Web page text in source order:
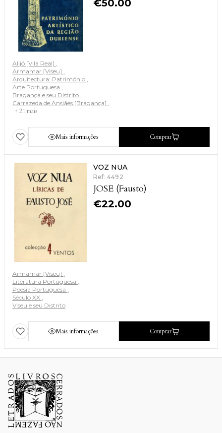
€50.00
Alijó [Vila Real]
Armamar [Viseu]
Arquitectura: Património
Arte Portuguesa
Bragança e seu Distrito
Carrazeda de Ansiães [Bragança]
+ 21 mais
Mais informações Comprar
VOZ NUA
Ref: 4492
JOSE (Fausto)
€22.00
Armamar [Viseu]
Literatura Portuguesa
Poesia Portuguesa
Século XX
Viseu e seu Distrito
Mais informações Comprar